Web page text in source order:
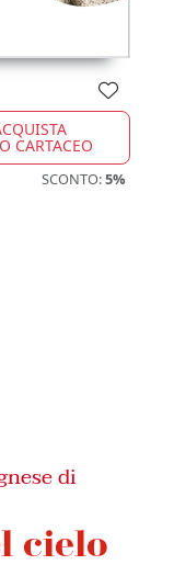
CARTACEO
SCONTO:5%
di
cielo